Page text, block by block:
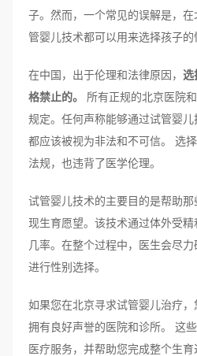
子。然而，一个常见的误解是，
管婴儿技术都可以用来选择孩子的
在中国，出于伦理和法律原因， 选
格禁止的。
所有正规的北京医院
规定。任何声称能够通过试管婴
都应该被视为非法和不可信。 选
法规，也违背了医学伦理。
试管婴儿技术的主要目的是帮助
现生育愿望。该技术通过体外受
几率。在整个过程中，医生会尽
进行性别选择。
如果您在北京寻求试管婴儿治疗
拥有良好声誉的医院和诊所。 这
医疗服务，并帮助您完成整个生